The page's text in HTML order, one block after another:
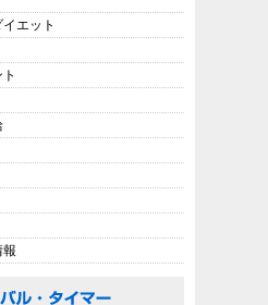
エット
報